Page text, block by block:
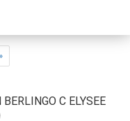
C ELYSEE